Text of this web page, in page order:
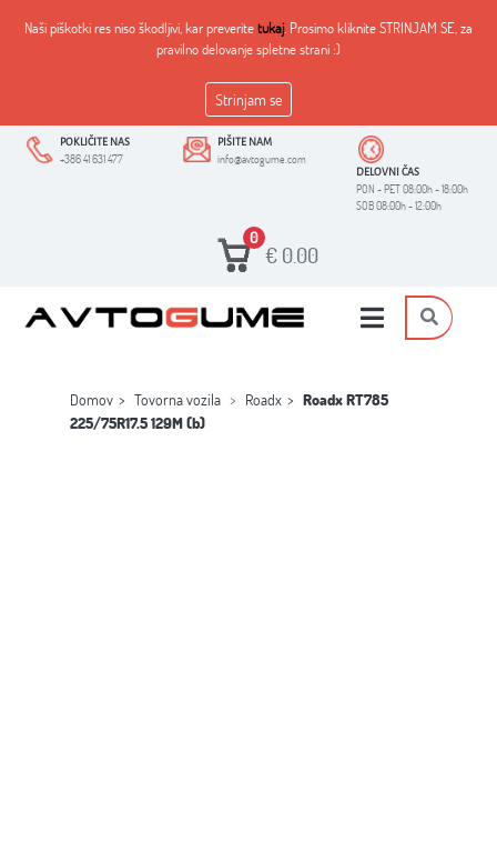
Naši piškotki res niso škodljivi, kar preveritetukaj. Prosimo kliknite STRINJAM SE, za
pravilno delovanje spletne strani :)
Strinjam se
POKLIČITE NAS
+386 41 631 477
PIŠITE NAM
info@avtogume.com
DELOVNI ČAS
PON - PET 08:00h - 18:00h
SOB 08:00h - 12:00h
0
€ 0.00
Domov Tovorna vozila Roadx
Roadx RT785
225/75R17.5 129M (b)